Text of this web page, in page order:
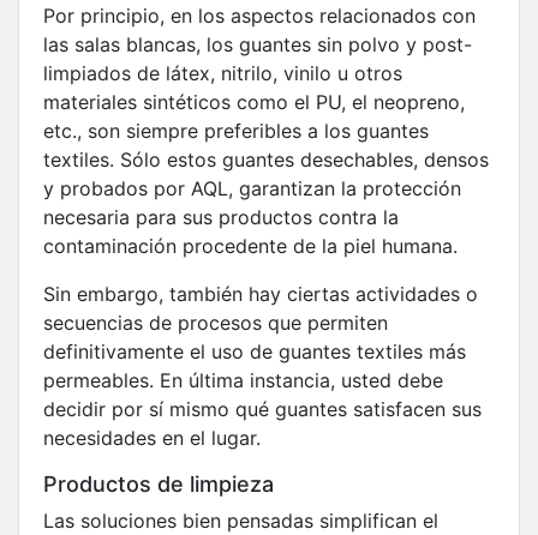
Por principio, en los aspectos relacionados con
las salas blancas, los guantes sin polvo y post-
limpiados de látex, nitrilo, vinilo u otros
materiales sintéticos como el PU, el neopreno,
etc., son siempre preferibles a los guantes
textiles. Sólo estos guantes desechables, densos
y probados por AQL, garantizan la protección
necesaria para sus productos contra la
contaminación procedente de la piel humana.
Sin embargo, también hay ciertas actividades o
secuencias de procesos que permiten
definitivamente el uso de guantes textiles más
permeables. En última instancia, usted debe
decidir por sí mismo qué guantes satisfacen sus
necesidades en el lugar.
Productos de limpieza
Las soluciones bien pensadas simplifican el